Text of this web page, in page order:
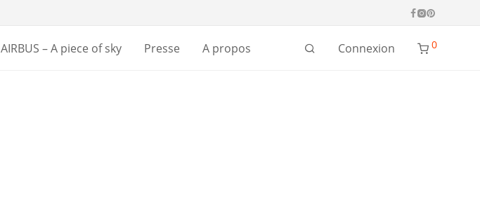
AIRBUS – A piece of sky Presse A propos Connexion 0